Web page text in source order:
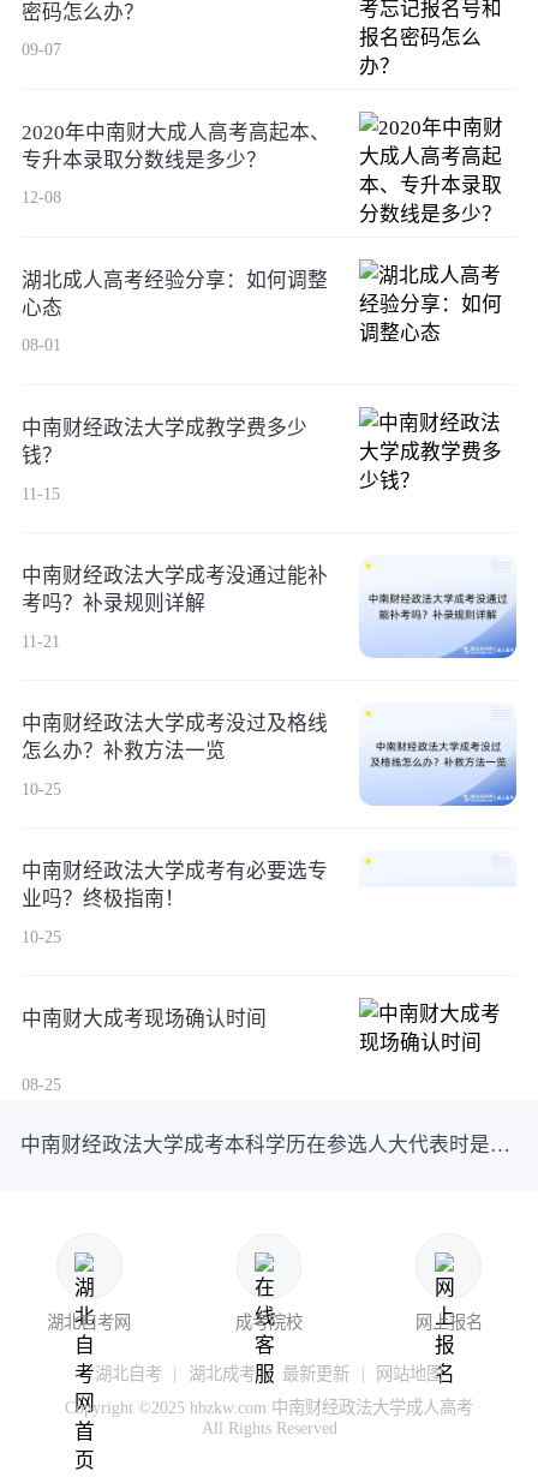
密码怎么办？
09-07
2020年中南财大成人高考高起本、
专升本录取分数线是多少？
12-08
湖北成人高考经验分享：如何调整
心态
08-01
中南财经政法大学成教学费多少
钱？
11-15
中南财经政法大学成考没通过能补
考吗？补录规则详解
11-21
中南财经政法大学成考没过及格线
怎么办？补救方法一览
10-25
中南财经政法大学成考有必要选专
业吗？终极指南！
10-25
中南财大成考现场确认时间
08-25
中南财经政法大学成考本科学历在参选人大代表时是否满足条件？速来了解！
湖北自考网 成考院校 网上报名
湖北自考 | 湖北成考 | 最新更新 |
网站地图
Copyright ©2025 hbzkw.com 中南财经政法大学成人高考
All Rights Reserved